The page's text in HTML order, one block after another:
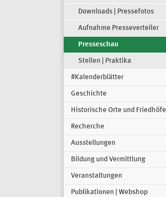
Downloads | Pressefotos
Aufnahme Presseverteiler
Presseschau
Stellen | Praktika
#Kalenderblätter
Geschichte
Historische Orte und Friedhöfe
Recherche
Ausstellungen
Bildung und Vermittlung
Veranstaltungen
Publikationen | Webshop